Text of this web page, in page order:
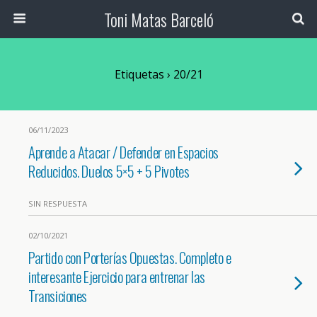
Toni Matas Barceló
Etiquetas › 20/21
06/11/2023
Aprende a Atacar / Defender en Espacios
Reducidos. Duelos 5×5 + 5 Pivotes
SIN RESPUESTA
02/10/2021
Partido con Porterías Opuestas. Completo e
interesante Ejercicio para entrenar las
Transiciones